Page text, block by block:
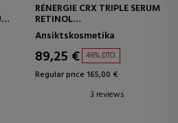
RÉNERGIE CRX TRIPLE SERUM
RETINOL
RETINOLSERUM
Ansiktskosmetika
89,25 € 46% DTO.
Regular price 165,00 €
3 reviews